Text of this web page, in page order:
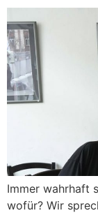
Immer wahrhaft
wofür? Wir